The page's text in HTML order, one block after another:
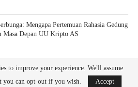
Mengapa Pertemuan Rahasia Gedung
Masa Depan UU Kripto AS
to improve your experience. We'll assume
you can opt-out if you wish.
Accept